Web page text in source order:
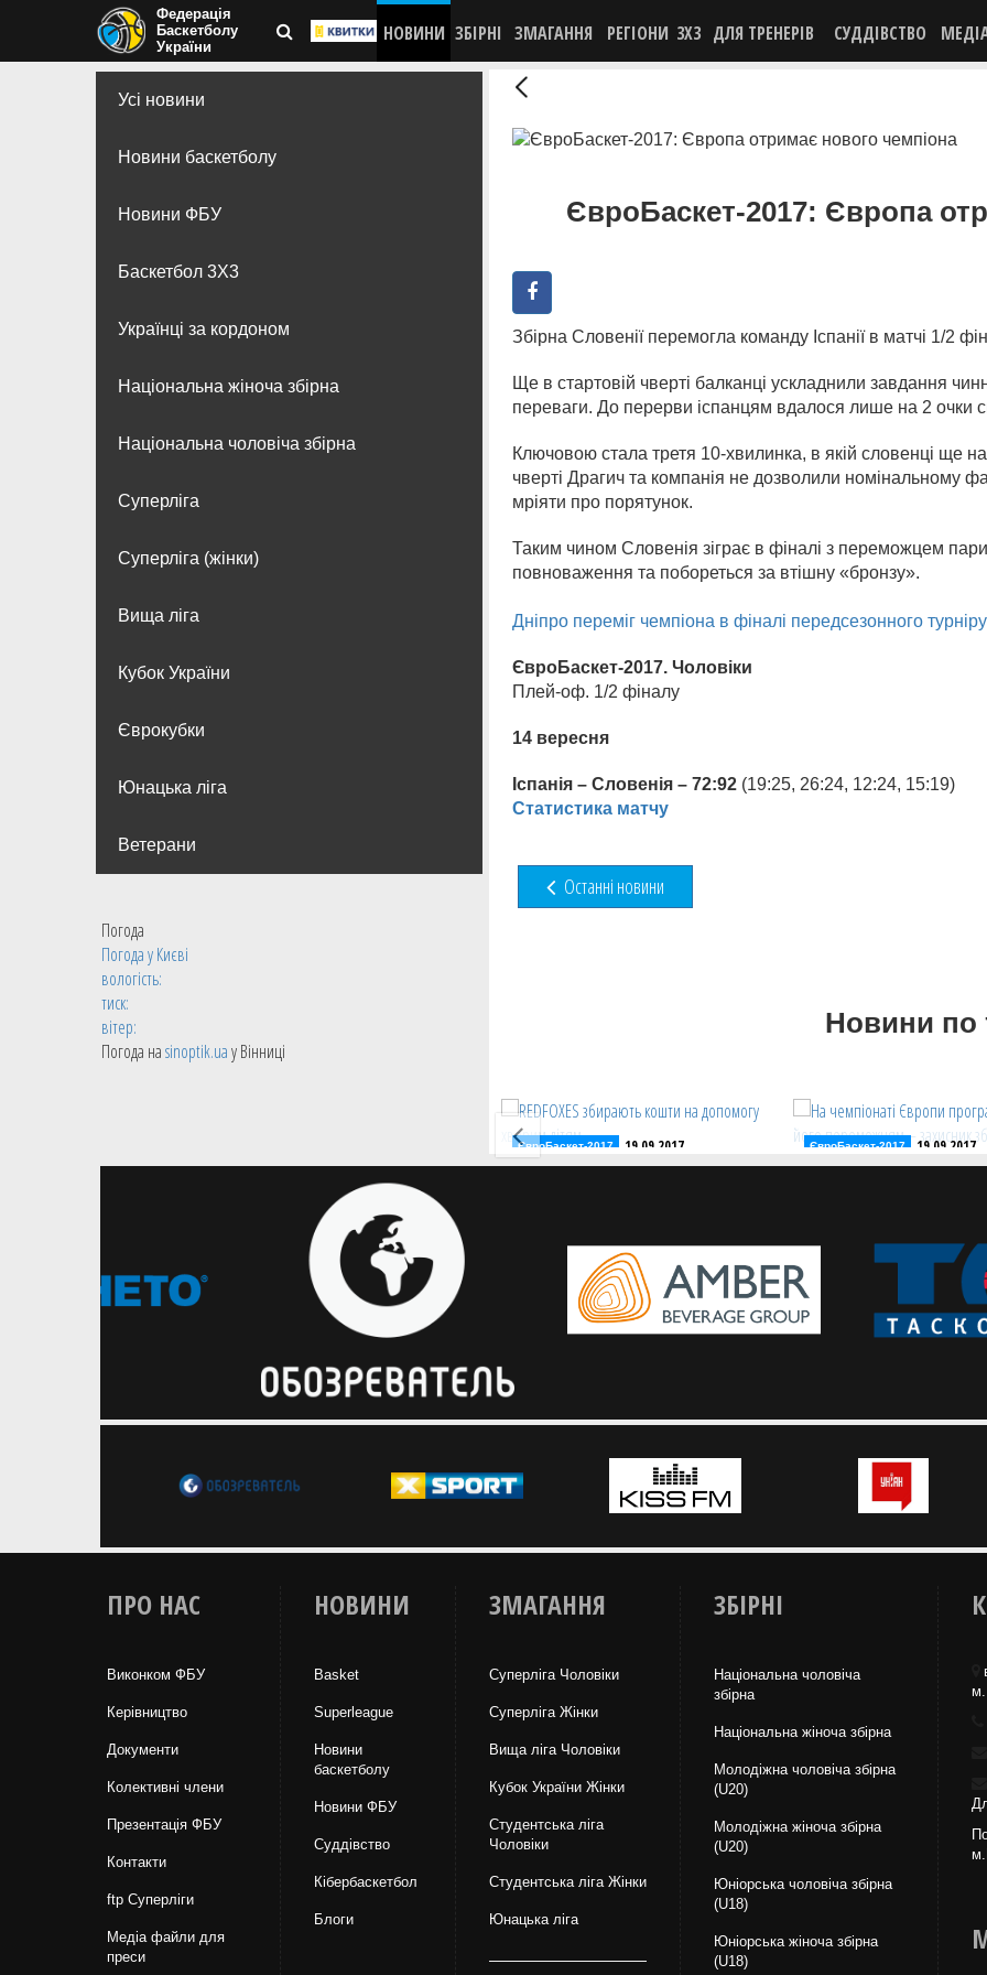
Федерація
Баскетболу
України
НОВИНИ ЗБІРНІ ЗМАГАННЯ РЕГІОНИ 3X3 ДЛЯ ТРЕНЕРІВ СУДДІВСТВО
Усі новини
Новини баскетболу
Новини ФБУ
Баскетбол 3Х3
Українці за кордоном
Національна жіноча збірна
Національна чоловіча збірна
Суперліга
Суперліга (жінки)
Вища лiга
Кубок України
Єврокубки
Юнацька ліга
Ветерани
Погода
Погода уКиєві
вологість:
тиск:
вітер:
Погода наsinoptik.uaу Вінниці
ЄвроБаскет-2017: Європа
Збірна Словенії перемогла команду Іспанії в матчі 1/2
Ще в стартовій чверті балканці ускладнили завдання
переваги. До перерви іспанцям вдалося лише на 2 очки
Ключовою стала третя 10-хвилинка, в якій словенці ще
чверті Драгич та компанія не дозволили номінальному
мріяти про порятунок.
Таким чином Словенія зіграє в фіналі з переможцем пари
повноваження та побореться за втішну «бронзу».
Дніпро переміг чемпіона в фіналі передсезонного турніру
ЄвроБаскет-2017. Чоловіки
Плей-оф. 1/2 фіналу
14 вересня
Іспанія – Словенія – 72:92 (19:25, 26:24, 12:24, 15:19)
Статистика матчу
Останні новини
Новини по
незручний
Головний тренер чоловічої збірної
України Євген Мурзін дав велике
інтерв'ю агенції Укрінформ
ЄвроБаскет-2017 19.09.2017
REDFOXES збирають кошти на
Європи благодійний проект
ЄвроБаскет-2017 19.09.2017
На чемпіонаті Європи
враженнями від
та очікуваннями від
баскетбольного сезону
ПРО НАС
Виконком ФБУ
Керівництво
Документи
Колективні члени
Презентація ФБУ
Контакти
ftp Суперліги
Медіа файли для
преси
НОВИНИ
Basket
Superleague
Новини
баскетболу
Новини ФБУ
Суддівство
Кібербаскетбол
Блоги
ЗМАГАННЯ
Суперліга Чоловіки
Суперліга Жінки
Вища лiга Чоловіки
Кубок України Жінки
Студентська ліга
Чоловiки
Студентська ліга Жінки
Юнацька ліга
ЗБІРНІ
Національна чоловіча
збірна
Національна жiноча збірна
Молодіжна чоловіча збірна
(U20)
Молодіжна жіноча збірна
(U20)
Юніорська чоловіча збірна
(U18)
Юніорська жіноча збірна
(U18)
м.